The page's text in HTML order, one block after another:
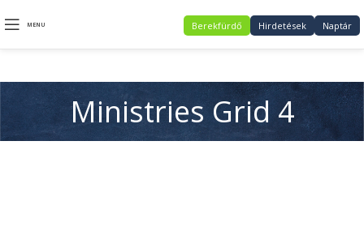
MENU Berekfürdő Hirdetések Naptár
Ministries Grid 4